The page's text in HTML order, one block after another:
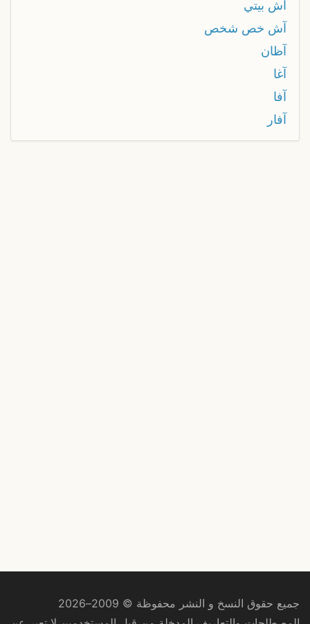
آش بيتي
آش خص شخص
آظان
آغا
آفا
آفار
جميع حقوق النسخ و النشر محفوظة © 2009–2026